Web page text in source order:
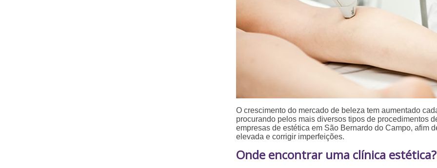
O crescimento do mercado de beleza tem aumentado
procurando pelos mais diversos tipos de procedimentos
empresas de estética em São Bernardo do Campo, afim
elevada e corrigir imperfeições.
Onde encontrar uma clínica estética?